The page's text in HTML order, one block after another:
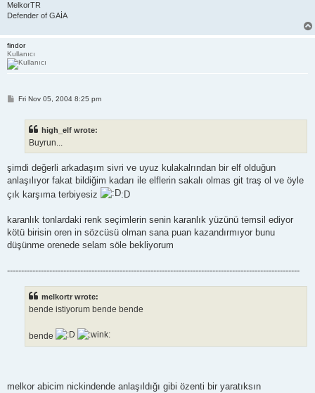
MelkorTR
Defender of GAİA
findor
Kullanıcı
PFri Nov 05, 2004 8:25 pm
high_elf wrote:
Buyrun...
şimdi değerli arkadaşım sivri ve uyuz kulakalrından bir elf olduğun
anlaşılıyor fakat bildiğim kadarı ile elflerin sakalı olmas git traş ol ve öyle
çık karşıma terbiyesiz
:D
karanlık tonlardaki renk seçimlerin senin karanlık yüzünü temsil ediyor
kötü birisin oren in sözcüsü olman sana puan kazandırmıyor bunu
düşünme orenede selam söle bekliyorum
--------------------------------------------------------------------------------------------------------
melkortr wrote:
bende istiyorum bende bende
bende
melkor abicim nickindende anlaşıldığı gibi özenti bir yaratıksın